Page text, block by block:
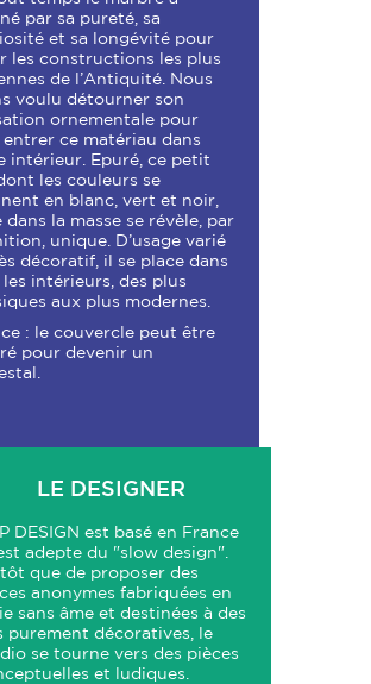
par sa pureté, sa
et sa longévité pour
les constructions les plus
de l’Antiquité. Nous
voulu détourner son
ornementale pour
ce matériau dans
intérieur. Epuré, ce petit
les couleurs se
en blanc, vert et noir,
dans la masse se révèle, par
unique. D’usage varié
décoratif, il se place dans
intérieurs, des plus
aux plus modernes.
: le couvercle peut être
pour devenir un
LE DESIGNER
DESIGN est basé en France
adepte du "slow design".
que de proposer des
anonymes fabriquées en
sans âme et destinées à des
purement décoratives, le
se tourne vers des pièces
et ludiques.